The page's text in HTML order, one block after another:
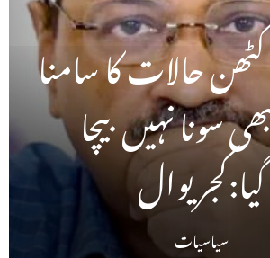
حالات کا سامنا
سونا نہیں بیچا
گیا:کجریوال
سیاسیات